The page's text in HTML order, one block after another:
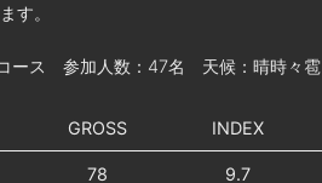
す。
ース 参加人数：47名 天候：晴時々雹
GROSS INDEX
78 9.7